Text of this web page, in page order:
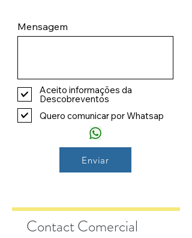
Mensagem
Aceito informações da
Descobreventos
Quero comunicar por Whatsap
Enviar
Contact Comercial